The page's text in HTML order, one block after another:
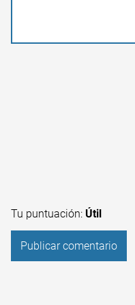
Tu puntuación: Útil